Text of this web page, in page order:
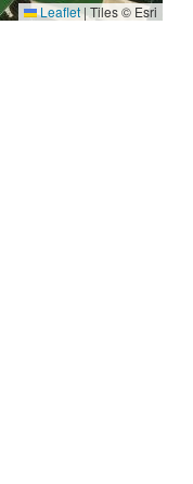
Leaflet| Tiles © Esri